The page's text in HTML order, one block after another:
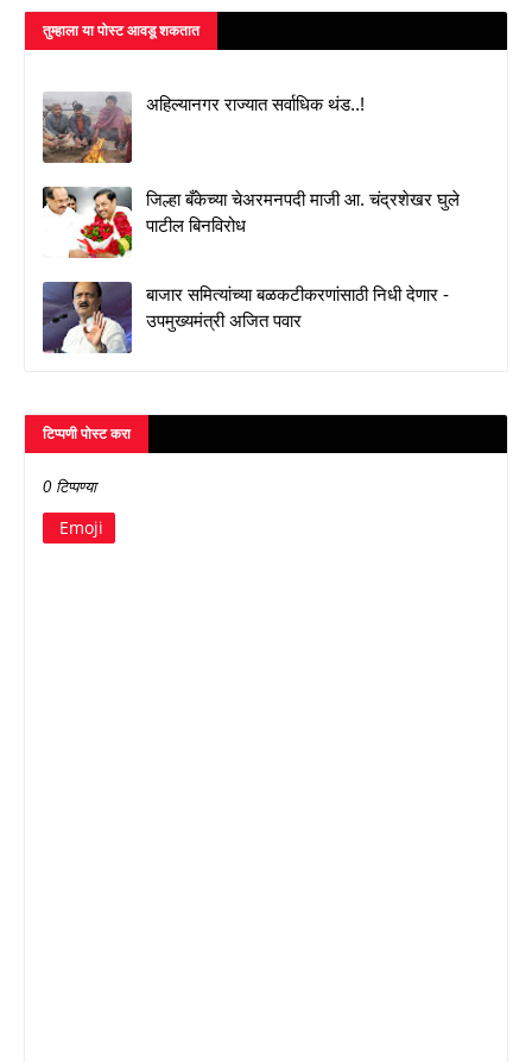
तुम्‍हाला या पोस्‍ट आवडू शकतात
अहिल्यानगर राज्यात सर्वाधिक थंड..!
जिल्हा बँकेच्या चेअरमनपदी माजी आ. चंद्रशेखर घुले
पाटील बिनविरोध
बाजार समित्यांच्या बळकटीकरणांसाठी निधी देणार -
उपमुख्यमंत्री अजित पवार
टिप्पणी पोस्ट करा
0 टिप्पण्या
Emoji